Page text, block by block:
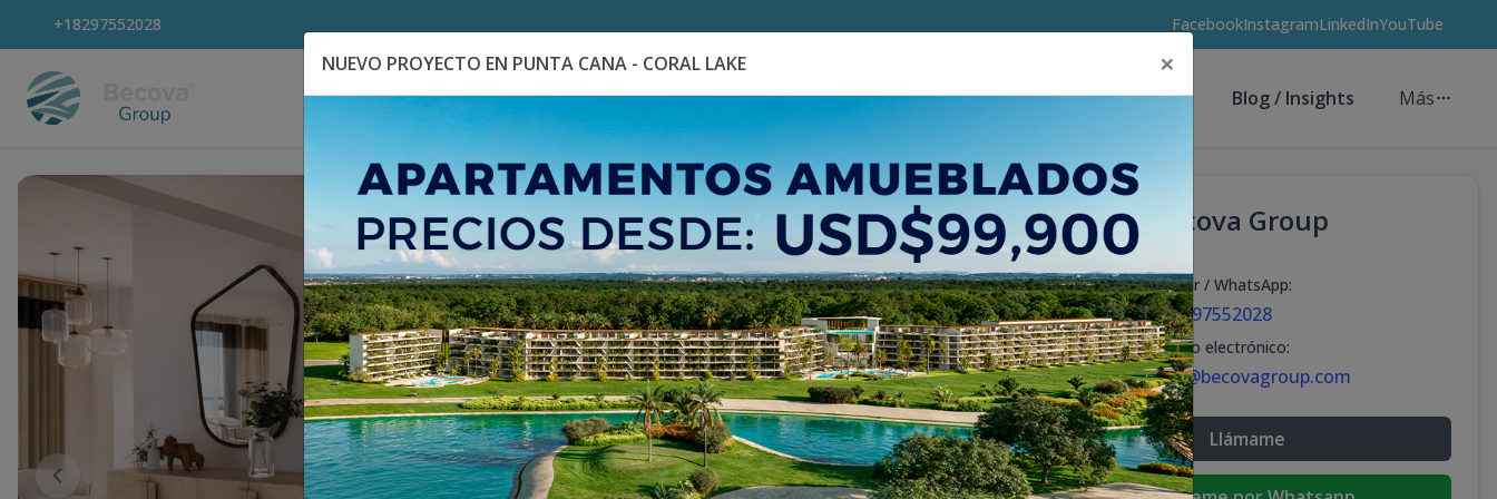
+18297552028 FacebookInstagramLinkedInYouTube
Explora Propiedades Catálogo de Proyectos Guía de inversión Asesores de Inversión Blog / Insights Más
Becova Group
Celular / WhatsApp:
+18297552028
Correo electrónico:
info@becovagroup.com
Llámame
NUEVO PROYECTO EN PUNTA CANA - CORAL LAKE ×